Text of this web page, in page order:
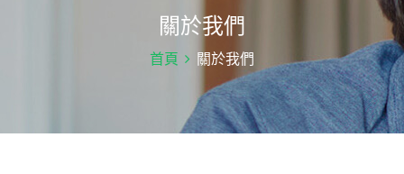
關於我們
首頁 關於我們